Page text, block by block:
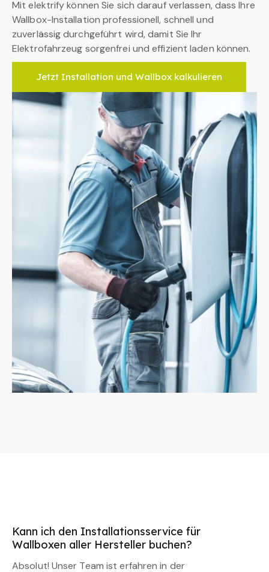
Mit elektrify können Sie sich darauf verlassen, dass Ihre
Wallbox-Installation professionell, schnell und
zuverlässig durchgeführt wird, damit Sie Ihr
Elektrofahrzeug sorgenfrei und effizient laden können.
Jetzt Installation und Wallbox kalkulieren
Kann ich den Installationsservice für
Wallboxen aller Hersteller buchen?
Absolut! Unser Team ist erfahren in der